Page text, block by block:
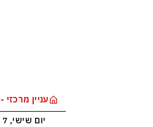
עניין מרכזי - news-israel.net
יום שישי, 7 באוגוסט 2026